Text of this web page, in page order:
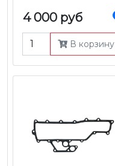
4 000 руб
В корзину